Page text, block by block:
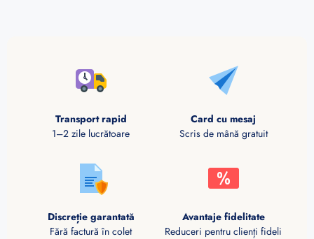
Transport rapid
1–2 zile lucrătoare
Card cu mesaj
Scris de mână gratuit
Discreție garantată
Fără factură în colet
Avantaje fidelitate
Reduceri pentru clienți fideli